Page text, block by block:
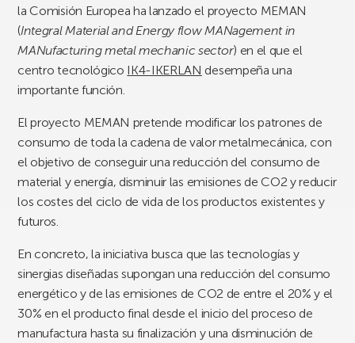
la Comisión Europea ha lanzado el proyecto MEMAN
(Integral Material and Energy flow MANagement in
MANufacturing metal mechanic sector) en el que el
centro tecnológico IK4-IKERLAN desempeña una
importante función.
El proyecto MEMAN pretende modificar los patrones de
consumo de toda la cadena de valor metalmecánica, con
el objetivo de conseguir una reducción del consumo de
material y energía, disminuir las emisiones de CO2 y reducir
los costes del ciclo de vida de los productos existentes y
futuros.
En concreto, la iniciativa busca que las tecnologías y
sinergias diseñadas supongan una reducción del consumo
energético y de las emisiones de CO2 de entre el 20% y el
30% en el producto final desde el inicio del proceso de
manufactura hasta su finalización y una disminución de